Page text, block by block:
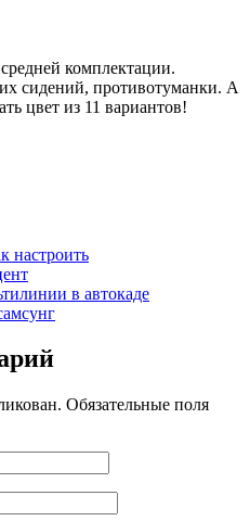
комплектации.
сидений, противотуманки. А
цвет из 11 вариантов!
настроить
в автокаде
Обязательные поля